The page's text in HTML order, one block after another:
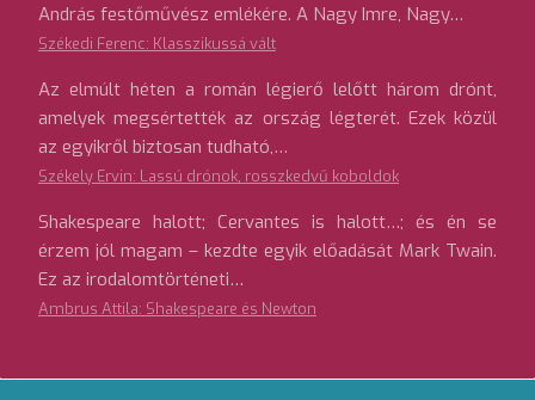
András festőművész emlékére. A Nagy Imre, Nagy…
Székedi Ferenc: Klasszikussá vált
Az elmúlt héten a román légierő lelőtt három drónt,
amelyek megsértették az ország légterét. Ezek közül
az egyikről biztosan tudható,…
Székely Ervin: Lassú drónok, rosszkedvű koboldok
Shakespeare halott; Cervantes is halott…; és én se
érzem jól magam – kezdte egyik előadását Mark Twain.
Ez az irodalomtörténeti…
Ambrus Attila: Shakespeare és Newton